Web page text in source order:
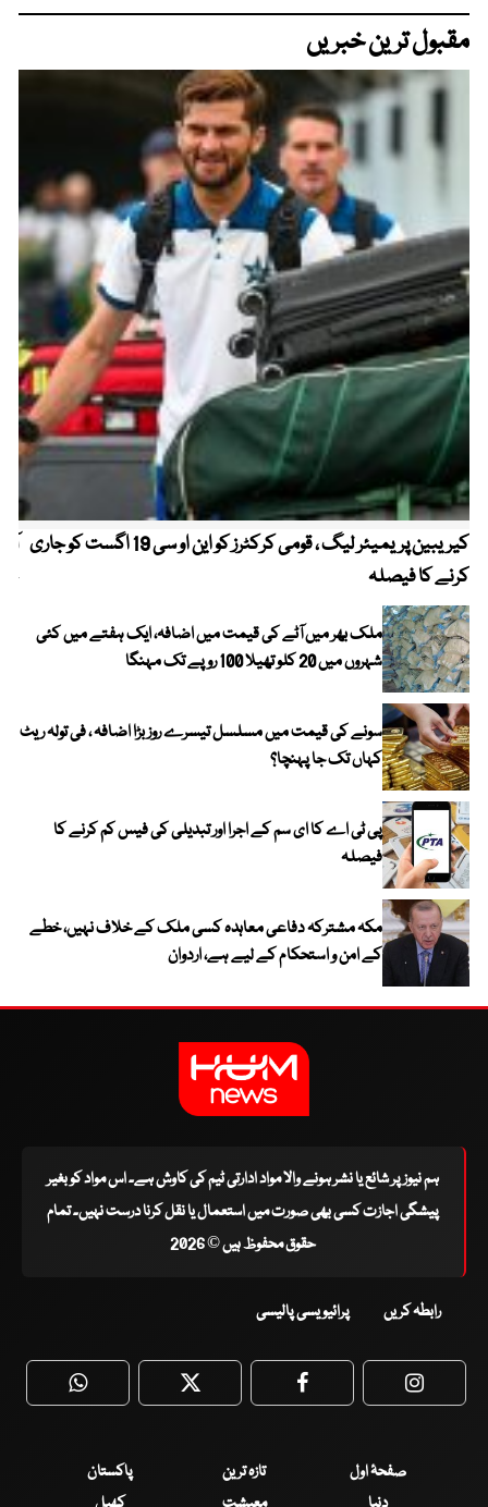
مقبول ترین خبریں
کیریبین پریمیئر لیگ ، قومی کرکٹرز کو این او سی 19 اگست کو جاری
کرنے کا فیصلہ
ملک بھر میں آٹے کی قیمت میں اضافہ، ایک ہفتے میں کئی
شہروں میں 20 کلو تھیلا 100 روپے تک مہنگا
سونے کی قیمت میں مسلسل تیسرے روز بڑا اضافہ ، فی تولہ ریٹ
کہاں تک جا پہنچا؟
پی ٹی اے کا ای سم کے اجرا اور تبدیلی کی فیس کم کرنے کا
فیصلہ
مکہ مشترکہ دفاعی معاہدہ کسی ملک کے خلاف نہیں، خطے
کے امن و استحکام کے لیے ہے، اردوان
ہم نیوز پر شائع یا نشر ہونے والا مواد ادارتی ٹیم کی کاوش ہے۔ اس مواد کو بغیر
پیشگی اجازت کسی بھی صورت میں استعمال یا نقل کرنا درست نہیں۔ تمام
حقوق محفوظ ہیں © 2026
رابطہ کریں پرائیویسی پالیسی
WhatsApp Twitter Facebook
صفحۂ اول تازہ ترین
پاکستان